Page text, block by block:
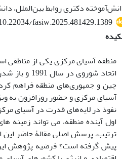
دکتری روابط بین‌الملل،
fasiw.2025.481429.1389
منطقه آسیای مرکزی یکی از مناطقی
اتحاد
چین و جمهوری‌های منطقه فراهم
آسیای مرکزی و حضور روزافزون به
نفوذ در لایه‌های قدرت در آسیای
اول آینده منطقه، می تواند
ترتیب، پرسش اصلی مقالۀ حاضر
پیش گرفته است؟ فرضیه پژوهش